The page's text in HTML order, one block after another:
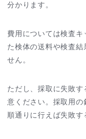
分かります。
費用については検査
た検体の送料や検査
せん。
ただし、採取に失敗
意ください。採取用
順通りに行えば失敗す